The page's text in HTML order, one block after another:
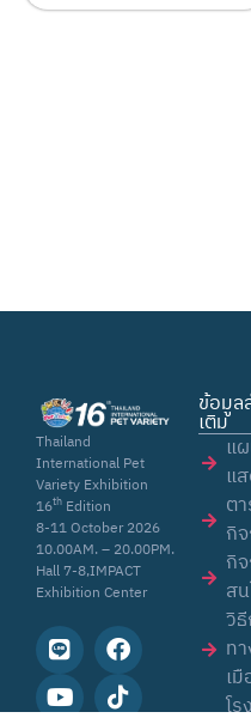
Thailand
International Pet
Variety Exhibition
16th Edition
8-11 October 2026
10.00AM. – 20.00PM.
Hall 7-8,IMPACT
Exhibition Center
ข้อมู
เติม
แ
แ
ต
กิ
กิ
ส
วิ
ท
เ
โ